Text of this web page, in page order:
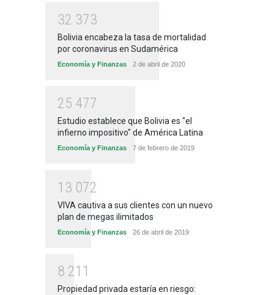
32 373
Bolivia encabeza la tasa de mortalidad
por coronavirus en Sudamérica
Economía y Finanzas 2 de abril de 2020
25 477
Estudio establece que Bolivia es "el
infierno impositivo" de América Latina
Economía y Finanzas 7 de febrero de 2019
1 3 072
VIVA cautiva a sus clientes con un nuevo
plan de megas ilimitados
Economía y Finanzas 26 de abril de 2019
8 21 1
Propiedad privada estaría en riesgo: